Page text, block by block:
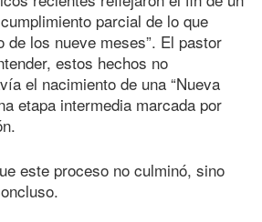
parcial de lo que
de los nueve meses”. El pastor
estos hechos no
el nacimiento de una “Nueva
etapa intermedia marcada por
este proceso no culminó, sino